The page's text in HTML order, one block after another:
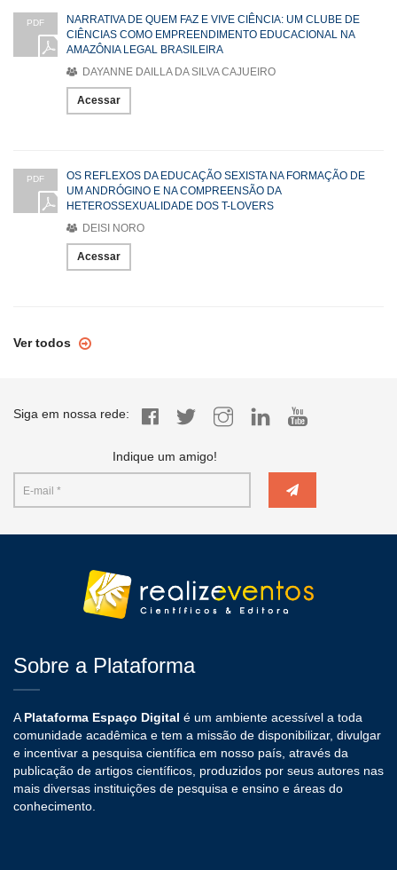
PDF
NARRATIVA DE QUEM FAZ E VIVE CIÊNCIA: UM CLUBE DE
CIÊNCIAS COMO EMPREENDIMENTO EDUCACIONAL NA
AMAZÔNIA LEGAL BRASILEIRA
DAYANNE DAILLA DA SILVA CAJUEIRO
Acessar
PDF
OS REFLEXOS DA EDUCAÇÃO SEXISTA NA FORMAÇÃO DE
UM ANDRÓGINO E NA COMPREENSÃO DA
HETEROSSEXUALIDADE DOS T-LOVERS
DEISI NORO
Acessar
Ver todos
Siga em nossa rede:
Indique um amigo!
Sobre a Plataforma
A Plataforma Espaço Digital é um ambiente acessível a toda
comunidade acadêmica e tem a missão de disponibilizar, divulgar
e incentivar a pesquisa científica em nosso país, através da
publicação de artigos científicos, produzidos por seus autores nas
mais diversas instituições de pesquisa e ensino e áreas do
conhecimento.